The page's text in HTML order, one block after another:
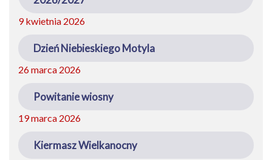
9 kwietnia 2026
Dzień Niebieskiego Motyla
26 marca 2026
Powitanie wiosny
19 marca 2026
Kiermasz Wielkanocny